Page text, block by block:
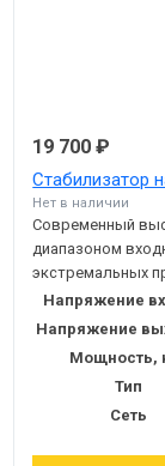
19 700 ₽
Стабилизатор
Нет в наличии
Современный
диапазоном
экстремальных
Напряжение
Напряжение
Мощность,
Тип
Сеть